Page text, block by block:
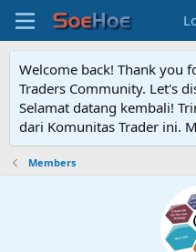
Welcome back! Thank you
Traders Community. Let's
Selamat datang kembali!
dari Komunitas Trader ini.
Members